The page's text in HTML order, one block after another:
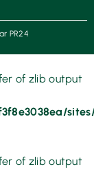
PR24
of zlib output
of zlib output